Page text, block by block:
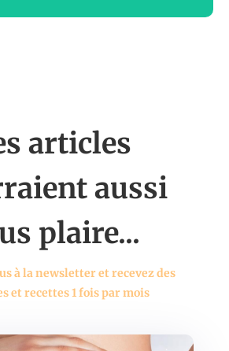
articles
aussi
plaire...
à la newsletter et recevez des
et recettes 1 fois par mois